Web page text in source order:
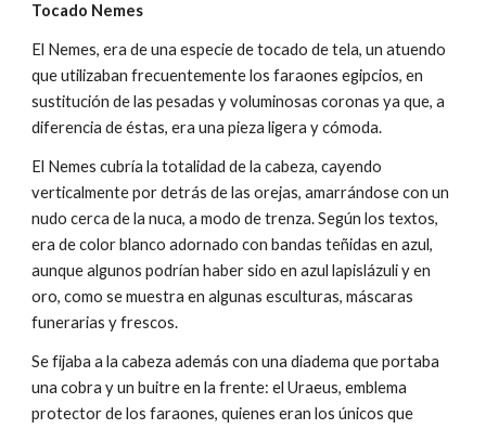
Tocado Nemes
El Nemes, era de una especie de tocado de tela, un atuendo
que utilizaban frecuentemente los faraones egipcios, en
sustitución de las pesadas y voluminosas coronas ya que, a
diferencia de éstas, era una pieza ligera y cómoda.
El Nemes cubría la totalidad de la cabeza, cayendo
verticalmente por detrás de las orejas, amarrándose con un
nudo cerca de la nuca, a modo de trenza. Según los textos,
era de color blanco adornado con bandas teñidas en azul,
aunque algunos podrían haber sido en azul lapislázuli y en
oro, como se muestra en algunas esculturas, máscaras
funerarias y frescos.
Se fijaba a la cabeza además con una diadema que portaba
una cobra y un buitre en la frente: el Uraeus, emblema
protector de los faraones, quienes eran los únicos que